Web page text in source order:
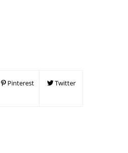
Pinterest Twitter